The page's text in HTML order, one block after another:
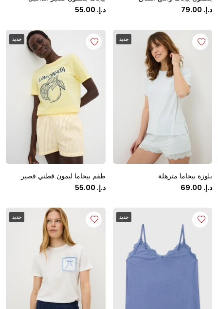
د.إ.
79.00
د.إ.
55.00
جديد
بلوزة بيجاما مترهلة
د.إ.
69.00
جديد
طقم بيجاما ليمون قطني قصير
د.إ.
55.00
جديد جديد